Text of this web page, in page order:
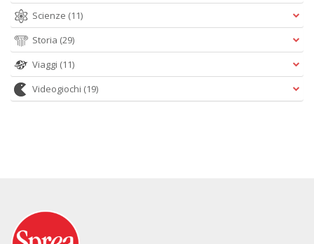
Scienze (11)
Storia (29)
Viaggi (11)
Videogiochi (19)